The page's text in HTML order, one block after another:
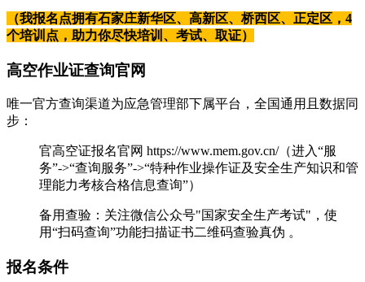
（我报名点拥有石家庄新华区、高新区、桥西区、正定区，4
个培训点，助力你尽快培训、考试、取证）
高空作业证查询官网
唯一官方查询渠道为‌应急管理部‌下属平台，全国通用且数据同
步：
‌官高空证报名官网 https://www.mem.gov.cn/（进入“服
务”->“查询服务”->“特种作业操作证及安全生产知识和管
理能力考核合格信息查询”）
‌备用查验‌：关注微信公众号"‌国家安全生产考试‌"，使
用“扫码查询”功能扫描证书二维码查验真伪 。‌‌
报名条件